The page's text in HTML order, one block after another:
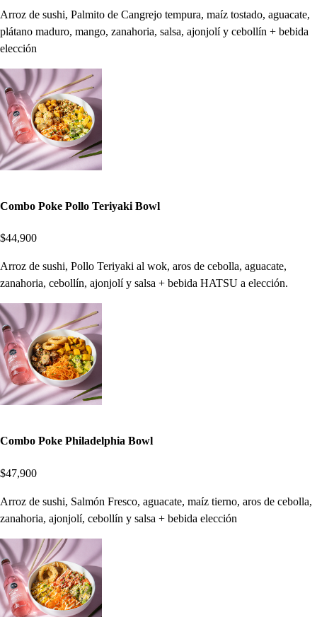
Arroz de sushi, Palmito de Cangrejo tempura, maíz tostado, aguacate,
plátano maduro, mango, zanahoria, salsa, ajonjolí y cebollín + bebida
elección
Combo Poke Pollo Teriyaki Bowl
$44,900
Arroz de sushi, Pollo Teriyaki al wok, aros de cebolla, aguacate,
zanahoria, cebollín, ajonjolí y salsa + bebida HATSU a elección.
Combo Poke Philadelphia Bowl
$47,900
Arroz de sushi, Salmón Fresco, aguacate, maíz tierno, aros de cebolla,
zanahoria, ajonjolí, cebollín y salsa + bebida elección